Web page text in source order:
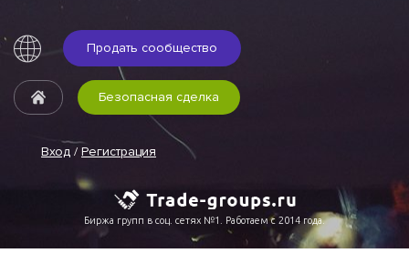
Продать сообщество
Вход / Регистрация
Безопасная сделка
Биржа групп в соц. сетях №1. Работаем с 2014 года.